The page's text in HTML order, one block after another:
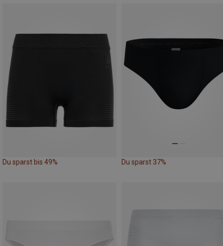
Du sparst bis 49% Du sparst 37%